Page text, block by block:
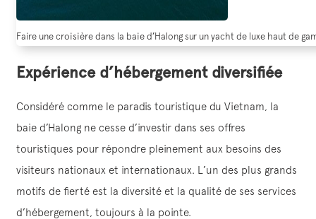
Faire une croisière dans la baie d’Halong sur un yacht de luxe haut de
Expérience d’hébergement diversifiée
Considéré comme le paradis touristique du Vietnam, la
baie d’Halong ne cesse d’investir dans ses offres
touristiques pour répondre pleinement aux besoins des
visiteurs nationaux et internationaux. L’un des plus grands
motifs de fierté est la diversité et la qualité de ses services
d’hébergement, toujours à la pointe.